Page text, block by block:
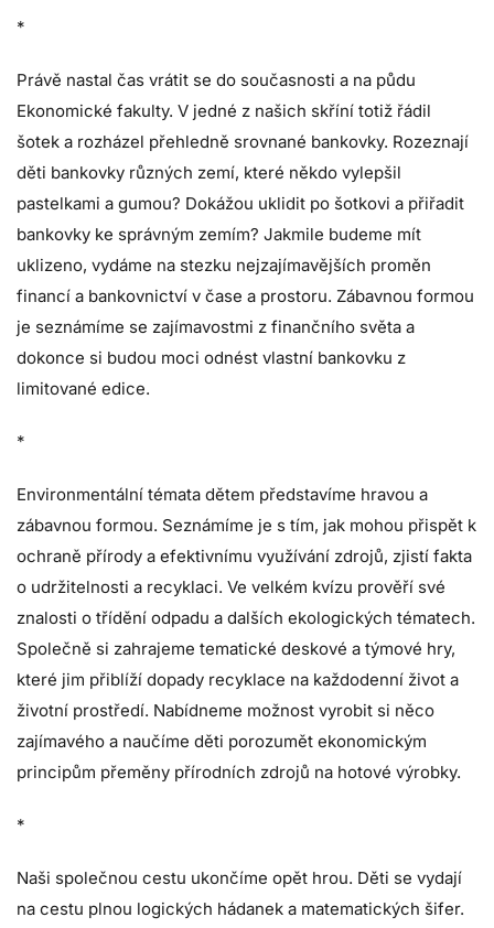
*
Právě nastal čas vrátit se do současnosti a na půdu
Ekonomické fakulty. V jedné z našich skříní totiž řádil
šotek a rozházel přehledně srovnané bankovky. Rozeznají
děti bankovky různých zemí, které někdo vylepšil
pastelkami a gumou? Dokážou uklidit po šotkovi a přiřadit
bankovky ke správným zemím? Jakmile budeme mít
uklizeno, vydáme na stezku nejzajímavějších proměn
financí a bankovnictví v čase a prostoru. Zábavnou formou
je seznámíme se zajímavostmi z finančního světa a
dokonce si budou moci odnést vlastní bankovku z
limitované edice.
*
Environmentální témata dětem představíme hravou a
zábavnou formou. Seznámíme je s tím, jak mohou přispět k
ochraně přírody a efektivnímu využívání zdrojů, zjistí fakta
o udržitelnosti a recyklaci. Ve velkém kvízu prověří své
znalosti o třídění odpadu a dalších ekologických tématech.
Společně si zahrajeme tematické deskové a týmové hry,
které jim přiblíží dopady recyklace na každodenní život a
životní prostředí. Nabídneme možnost vyrobit si něco
zajímavého a naučíme děti porozumět ekonomickým
principům přeměny přírodních zdrojů na hotové výrobky.
*
Naši společnou cestu ukončíme opět hrou. Děti se vydají
na cestu plnou logických hádanek a matematických šifer.